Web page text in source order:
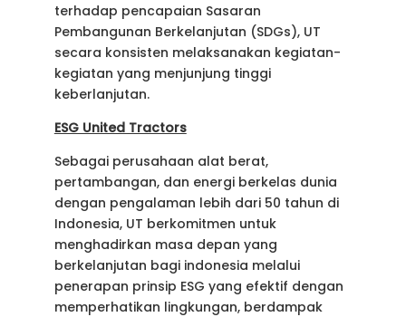
terhadap pencapaian Sasaran
Pembangunan Berkelanjutan (SDGs), UT
secara konsisten melaksanakan kegiatan-
kegiatan yang menjunjung tinggi
keberlanjutan.
ESG United Tractors
Sebagai perusahaan alat berat,
pertambangan, dan energi berkelas dunia
dengan pengalaman lebih dari 50 tahun di
Indonesia, UT berkomitmen untuk
menghadirkan masa depan yang
berkelanjutan bagi indonesia melalui
penerapan prinsip ESG yang efektif dengan
memperhatikan lingkungan, berdampak